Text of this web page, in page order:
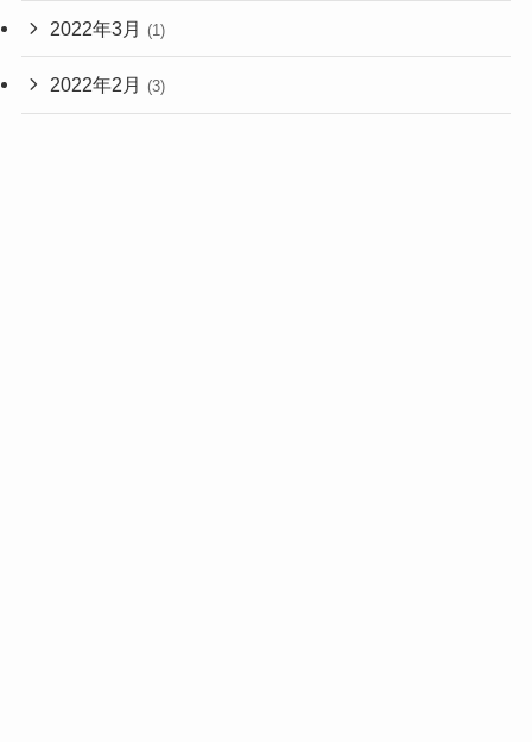
2022年3月 (1)
2022年2月 (3)